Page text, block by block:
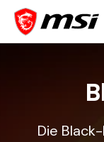
Direkt zum Inhalt
Suchen
Die